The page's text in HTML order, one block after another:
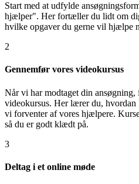
Start med at udfylde
hjælper". Her fortæller du lidt om
hvilke opgaver du gerne vil hjælpe
2
Gennemfør vores videokursus
Når vi har modtaget din
videokursus. Her lærer du,
vi forventer af vores hjælpere.
så du er godt klædt på.
3
Deltag i et online møde